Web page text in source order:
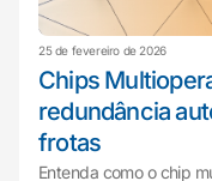
25 de fevereiro de 2026
Chips
redundância
frotas
Entenda como o chip